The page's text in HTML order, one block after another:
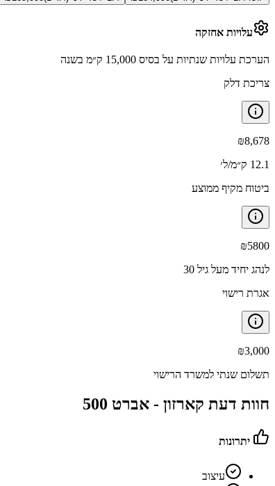
עלויות אחזקה
הערכת עלויות שנתיות על בסיס 15,000 ק״מ בשנה
צריכת דלק
₪8,678
12.1 ק״מ/ל׳
ביטוח מקיף ממוצע
₪5800
לנהג יחיד מעל גיל 30
אגרת רישוי
₪3,000
תשלום שנתי למשרד הרישוי
חוות דעת קארזון - אברט 500
יתרונות
עיצוב